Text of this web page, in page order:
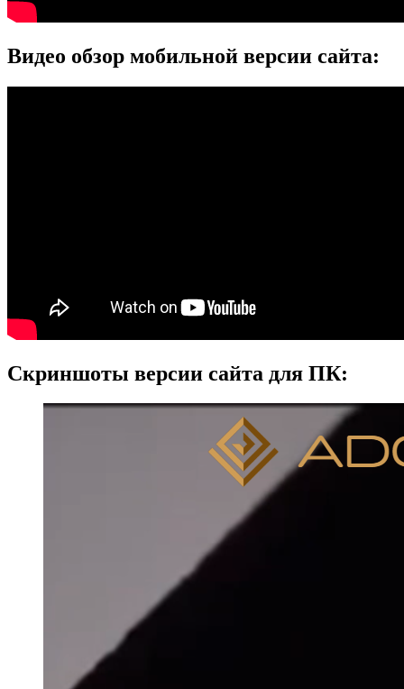
Видео обзор мобильной версии сайта:
Скриншоты версии сайта для ПК: